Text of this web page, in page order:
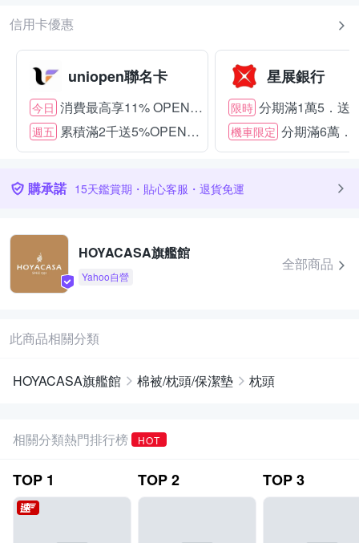
信用卡優惠
uniopen聯名卡
今日 消費最高享11% OPENPOINT
週五 累積滿2千送5%OPENPOINT
星展銀行
限時 分期滿1萬5．送
機車限定 分期滿6萬．
購承諾 15天鑑賞期・貼心客服・退貨免運
HOYACASA旗艦館
Yahoo自營
全部商品
此商品相關分類
HOYACASA旗艦館 棉被/枕頭/保潔墊 枕頭
相關分類熱門排行榜 HOT
TOP 1 TOP2 TOP3